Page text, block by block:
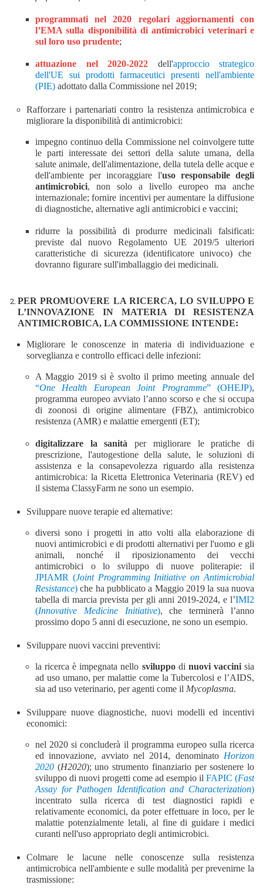
programmati nel 2020 regolari aggiornamenti con
l’EMA sulla disponibilità di antimicrobici veterinari e
sul loro uso prudente;
attuazione nel 2020-2022 dell'approccio strategico
dell'UE sui prodotti farmaceutici presenti nell'ambiente
(PIE) adottato dalla Commissione nel 2019;
Rafforzare i partenariati contro la resistenza antimicrobica e
migliorare la disponibilità di antimicrobici:
impegno continuo della Commissione nel coinvolgere tutte
le parti interessate dei settori della salute umana, della
salute animale, dell'alimentazione, della tutela delle acque e
dell'ambiente per incoraggiare l'uso responsabile degli
antimicrobici, non solo a livello europeo ma anche
internazionale; fornire incentivi per aumentare la diffusione
di diagnostiche, alternative agli antimicrobici e vaccini;
ridurre la possibilità di produrre medicinali falsificati:
previste dal nuovo Regolamento UE 2019/5 ulteriori
caratteristiche di sicurezza (identificatore univoco) che
dovranno figurare sull'imballaggio dei medicinali.
PERPROMUOVERE LA RICERCA, LO SVILUPPO E
L’INNOVAZIONE IN MATERIA DI RESISTENZA
ANTIMICROBICA, LA COMMISSIONE INTENDE:
Migliorare le conoscenze in materia di individuazione e
sorveglianza e controllo efficaci delle infezioni:
A Maggio 2019 si è svolto il primo meeting annuale del
“One Health European Joint Programme” (OHEJP),
programma europeo avviato l’anno scorso e che si occupa
di zoonosi di origine alimentare (FBZ), antimicrobico
resistenza (AMR) e malattie emergenti (ET);
digitalizzare la sanità per migliorare le pratiche di
prescrizione, l'autogestione della salute, le soluzioni di
assistenza e la consapevolezza riguardo alla resistenza
antimicrobica: la Ricetta Elettronica Veterinaria (REV) ed
il sistema ClassyFarm ne sono un esempio.
Sviluppare nuove terapie ed alternative:
diversi sono i progetti in atto volti alla elaborazione di
nuovi antimicrobici e di prodotti alternativi per l'uomo e gli
animali, nonché il riposizionamento dei vecchi
antimicrobici o lo sviluppo di nuove politerapie: il
JPIAMR (Joint Programming Initiative on Antimicrobial
Resistance) che ha pubblicato a Maggio 2019 la sua nuova
tabella di marcia prevista per gli anni 2019-2024, e l’IMI2
(Innovative Medicine Initiative), che terminerà l’anno
prossimo dopo 5 anni di esecuzione, ne sono un esempio.
Sviluppare nuovi vaccini preventivi:
la ricerca è impegnata nello sviluppodi nuovi vaccinisia
ad uso umano,per malattie come la Tubercolosi e l’AIDS,
sia ad uso veterinario, per agenti come il Mycoplasma.
Sviluppare nuove diagnostiche, nuovi modelli ed incentivi
economici:
nel 2020 si concluderà il programma europeo sulla ricerca
ed innovazione, avviato nel 2014, denominato Horizon
2020 (H2020);uno strumento finanziario persostenere lo
sviluppo di nuovi progetti come ad esempio il FAPIC (Fast
Assay for Pathogen Identification and Characterization)
incentrato sulla ricerca di testdiagnosticirapidie
relativamente economici, da poter effettuare in loco, per le
malattie potenzialmente letali, al fine di guidare i medici
curanti nell'uso appropriato degli antimicrobici.
Colmare le lacune nelle conoscenze sulla resistenza
antimicrobica nell'ambiente e sulle modalità per prevenirne la
trasmissione: